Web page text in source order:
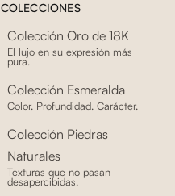
COLECCIONES
Colección Oro de 18K
El lujo en su expresión más
pura.
Colección Esmeralda
Color. Profundidad. Carácter.
Colección Piedras
Naturales
Texturas que no pasan
desapercibidas.